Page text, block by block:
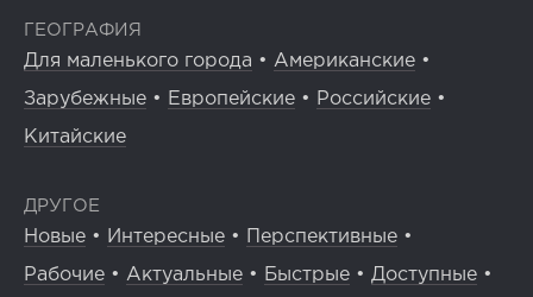
ГЕОГРАФИЯ
Для маленького города • Американские •
Зарубежные • Европейские • Российские •
Китайские
ДРУГОЕ
Новые • Интересные • Перспективные •
Рабочие • Актуальные • Быстрые • Доступные •